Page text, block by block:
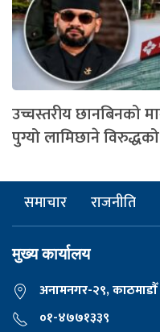
उच्चस्तरीय छानबिनको
पुग्यो लामिछाने
समाचार राजनीति
मुख्य कार्यालय
अनामनगर-२९, काठमाडाैँ
०१-४७७१३३९